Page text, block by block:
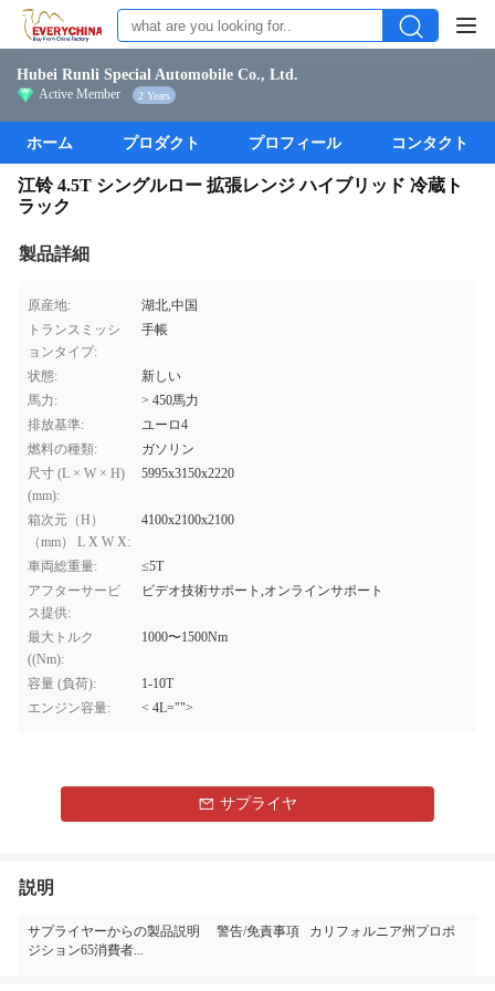
Hubei Runli Special Automobile Co., Ltd.
Active Member 2 Years
ホーム プロダクト プロフィール コンタクト
江铃 4.5T シングルロー 拡張レンジ ハイブリッド 冷蔵ト
ラック
製品詳細
原産地:
湖北,中国
トランスミッシ
ョンタイプ:
手帳
状態:
新しい
馬力:
> 450馬力
排放基準:
ユーロ4
燃料の種類:
ガソリン
尺寸 (L × W × H)
(mm):
5995x3150x2220
箱次元（H）
（mm） L X W X:
4100x2100x2100
車両総重量:
≤5T
アフターサービ
ス提供:
ビデオ技術サポート,オンラインサポート
最大トルク
((Nm):
1000〜1500Nm
容量 (負荷):
1-10T
エンジン容量:
< 4L="">
サプライヤ
説明
サプライヤーからの製品説明 警告/免責事項 カリフォルニア州プロポ
ジション65消費者...